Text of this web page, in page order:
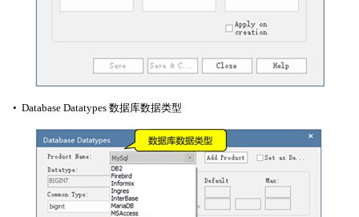
• Database Datatypes 数据库数据类型